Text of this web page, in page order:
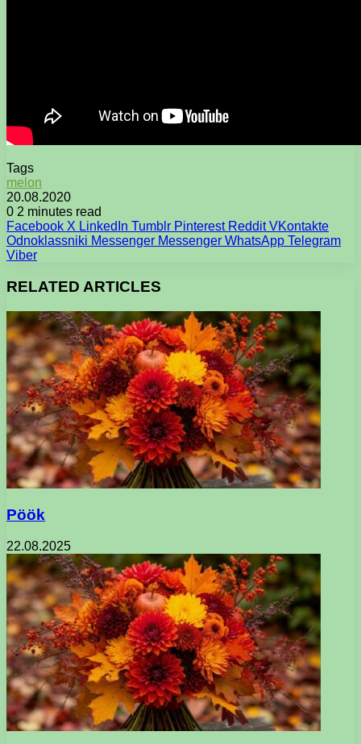
Tags
melon
20.08.2020
0 2 minutes read
Facebook X LinkedIn Tumblr Pinterest Reddit VKontakte
Odnoklassniki Messenger Messenger WhatsApp Telegram
Viber
RELATED ARTICLES
Pöök
22.08.2025